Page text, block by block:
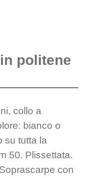
politene
collo a
bianco o
su tutta la
50. Plissettata.
con